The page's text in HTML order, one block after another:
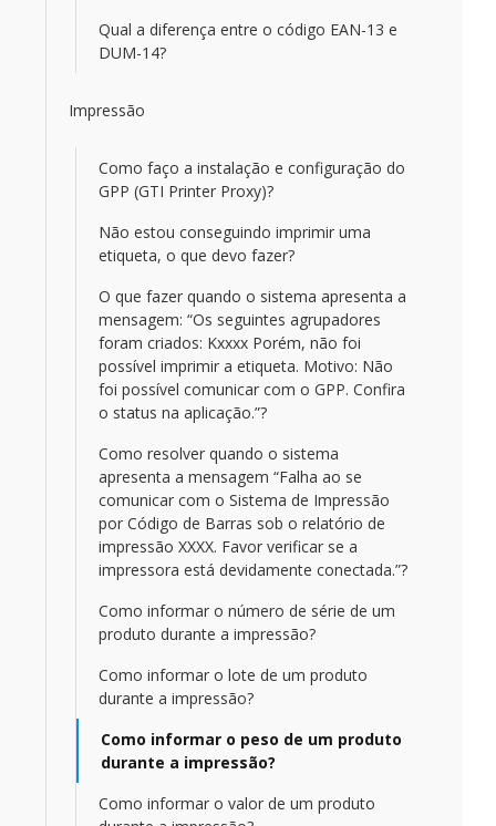
Qual a diferença entre o código EAN-13 e
DUM-14?
Impressão
Como faço a instalação e configuração do
GPP (GTI Printer Proxy)?
Não estou conseguindo imprimir uma
etiqueta, o que devo fazer?
O que fazer quando o sistema apresenta a
mensagem: “Os seguintes agrupadores
foram criados: Kxxxx Porém, não foi
possível imprimir a etiqueta. Motivo: Não
foi possível comunicar com o GPP. Confira
o status na aplicação.”?
Como resolver quando o sistema
apresenta a mensagem “Falha ao se
comunicar com o Sistema de Impressão
por Código de Barras sob o relatório de
impressão XXXX. Favor verificar se a
impressora está devidamente conectada.”?
Como informar o número de série de um
produto durante a impressão?
Como informar o lote de um produto
durante a impressão?
Como informar o peso de um produto
durante a impressão?
Como informar o valor de um produto